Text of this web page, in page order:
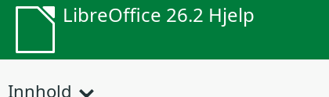
LibreOffice 26.2 Hjelp
Innhold